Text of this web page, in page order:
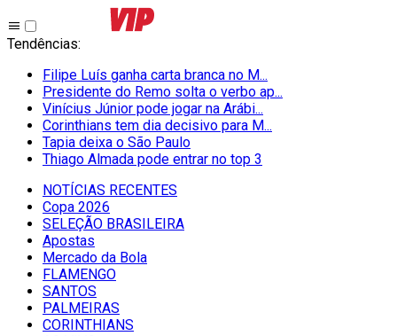
Tendências:
Filipe Luís ganha carta branca no M...
Presidente do Remo solta o verbo ap...
Vinícius Júnior pode jogar na Arábi...
Corinthians tem dia decisivo para M...
Tapia deixa o São Paulo
Thiago Almada pode entrar no top 3
NOTÍCIAS RECENTES
Copa 2026
SELEÇÃO BRASILEIRA
Apostas
Mercado da Bola
FLAMENGO
SANTOS
PALMEIRAS
CORINTHIANS